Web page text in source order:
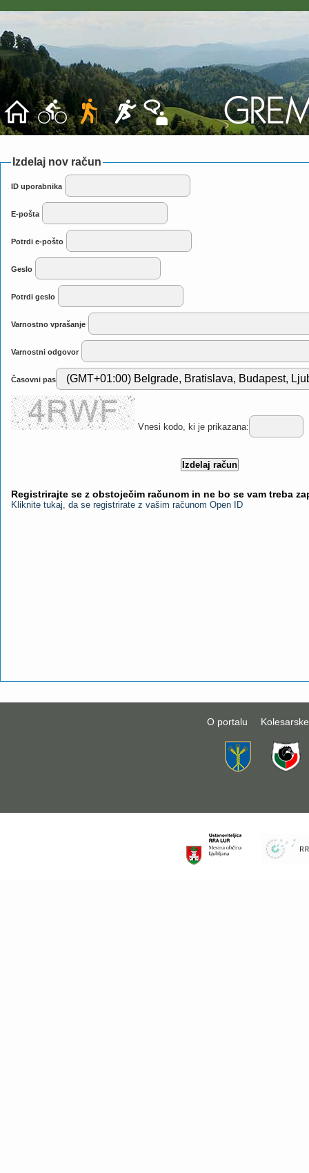
Izdelaj nov račun
ID uporabnika
E-pošta
Potrdi e-pošto
Geslo
Potrdi geslo
Varnostno vprašanje
Varnostni odgovor
Časovni pas
Vnesi kodo, ki je prikazana:
Registrirajte se z obstoječim računom in ne bo se vam treba
Kliknite tukaj, da se registrirate z vašim računom Open ID
O portalu